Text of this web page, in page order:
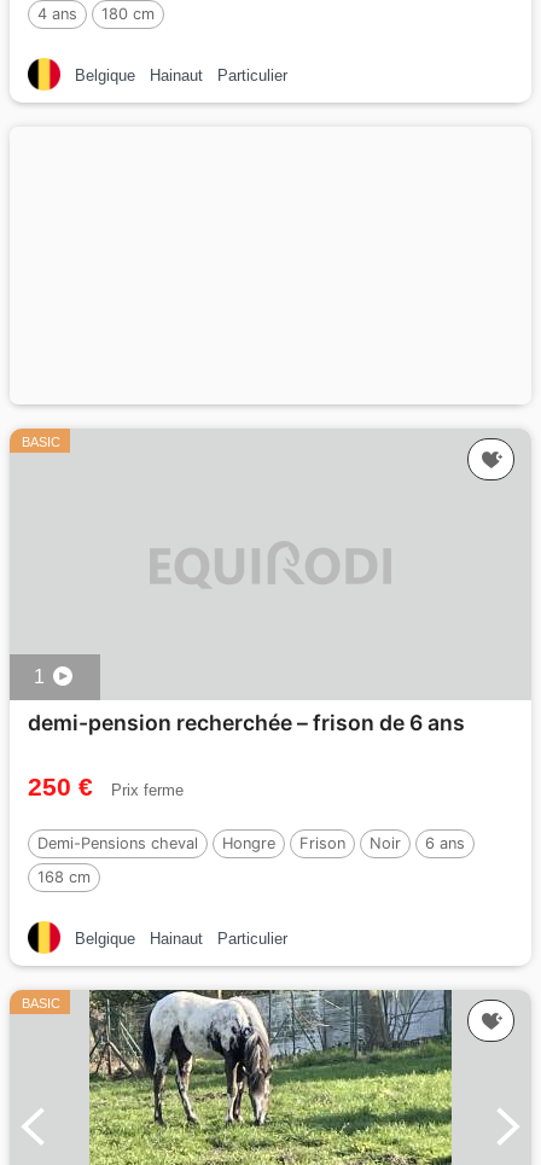
4 ans
180 cm
Belgique Hainaut Particulier
BASIC
1
demi-pension recherchée – frison de 6 ans
250 € Prix ferme
Demi-Pensions cheval Hongre Frison Noir
6 ans
168 cm
Belgique Hainaut Particulier
BASIC